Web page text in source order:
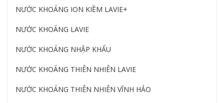
NƯỚC KHOÁNG ION KIỀM LAVIE+
NƯỚC KHOÁNG LAVIE
NƯỚC KHOÁNG NHẬP KHẨU
NƯỚC KHOÁNG THIÊN NHIÊN LAVIE
NƯỚC KHOÁNG THIÊN NHIÊN VĨNH HẢO